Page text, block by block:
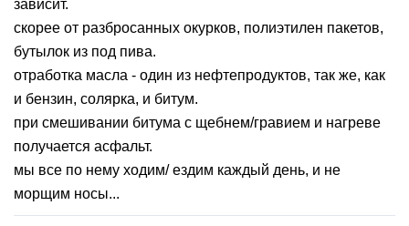
зависит.
скорее от разбросанных окурков, полиэтилен пакетов,
бутылок из под пива.
отработка масла - один из нефтепродуктов, так же, как
и бензин, солярка, и битум.
при смешивании битума с щебнем/гравием и нагреве
получается асфальт.
мы все по нему ходим/ ездим каждый день, и не
морщим носы...